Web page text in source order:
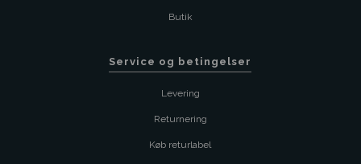
Butik
Service og betingelser
Levering
Returnering
Køb returlabel